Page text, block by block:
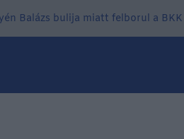
Balázs bulija miatt felborul a